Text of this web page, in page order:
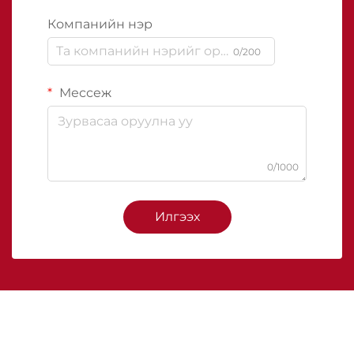
Компанийн нэр
0/200
Мессеж
0/1000
Илгээх